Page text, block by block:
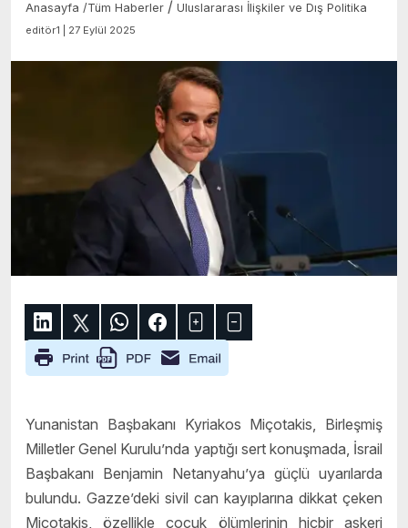
Anasayfa /Tüm Haberler / Uluslararası İlişkiler ve Dış Politika
editör1 | 27 Eylül 2025
Yunanistan Başbakanı Kyriakos Miçotakis, Birleşmiş
Milletler Genel Kurulu’nda yaptığı sert konuşmada, İsrail
Başbakanı Benjamin Netanyahu’ya güçlü uyarılarda
bulundu. Gazze’deki sivil can kayıplarına dikkat çeken
Miçotakis, özellikle çocuk ölümlerinin hiçbir askeri